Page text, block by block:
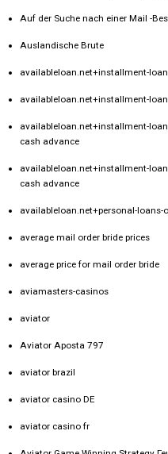
Auf der Suche nach einer Mail -
Auslandische Brute
availableloan.net+installment-
availableloan.net+installment-
availableloan.net+installment-
cash advance
availableloan.net+installment-
cash advance
availableloan.net+personal-
average mail order bride prices
average price for mail order bride
aviamasters-casinos
aviator
Aviator Aposta 797
aviator brazil
aviator casino DE
aviator casino fr